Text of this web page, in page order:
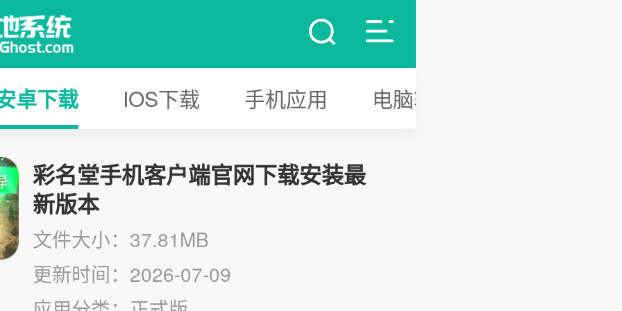
卓下载 IOS下载 手机应用 电脑软件
彩名堂手机客户端官网下载安装最
新版本
文件大小：37.81MB
更新时间：2026-07-09